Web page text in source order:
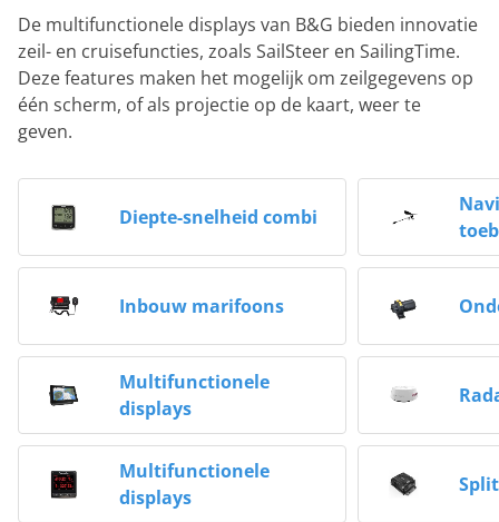
De multifunctionele displays van B&G bieden innovatie
zeil- en cruisefuncties, zoals SailSteer en SailingTime.
Deze features maken het mogelijk om zeilgegevens op
één scherm, of als projectie op de kaart, weer te
geven.
Diepte-snelheid combi
Inbouw marifoons
Multifunctionele
displays
Multifunctionele
displays